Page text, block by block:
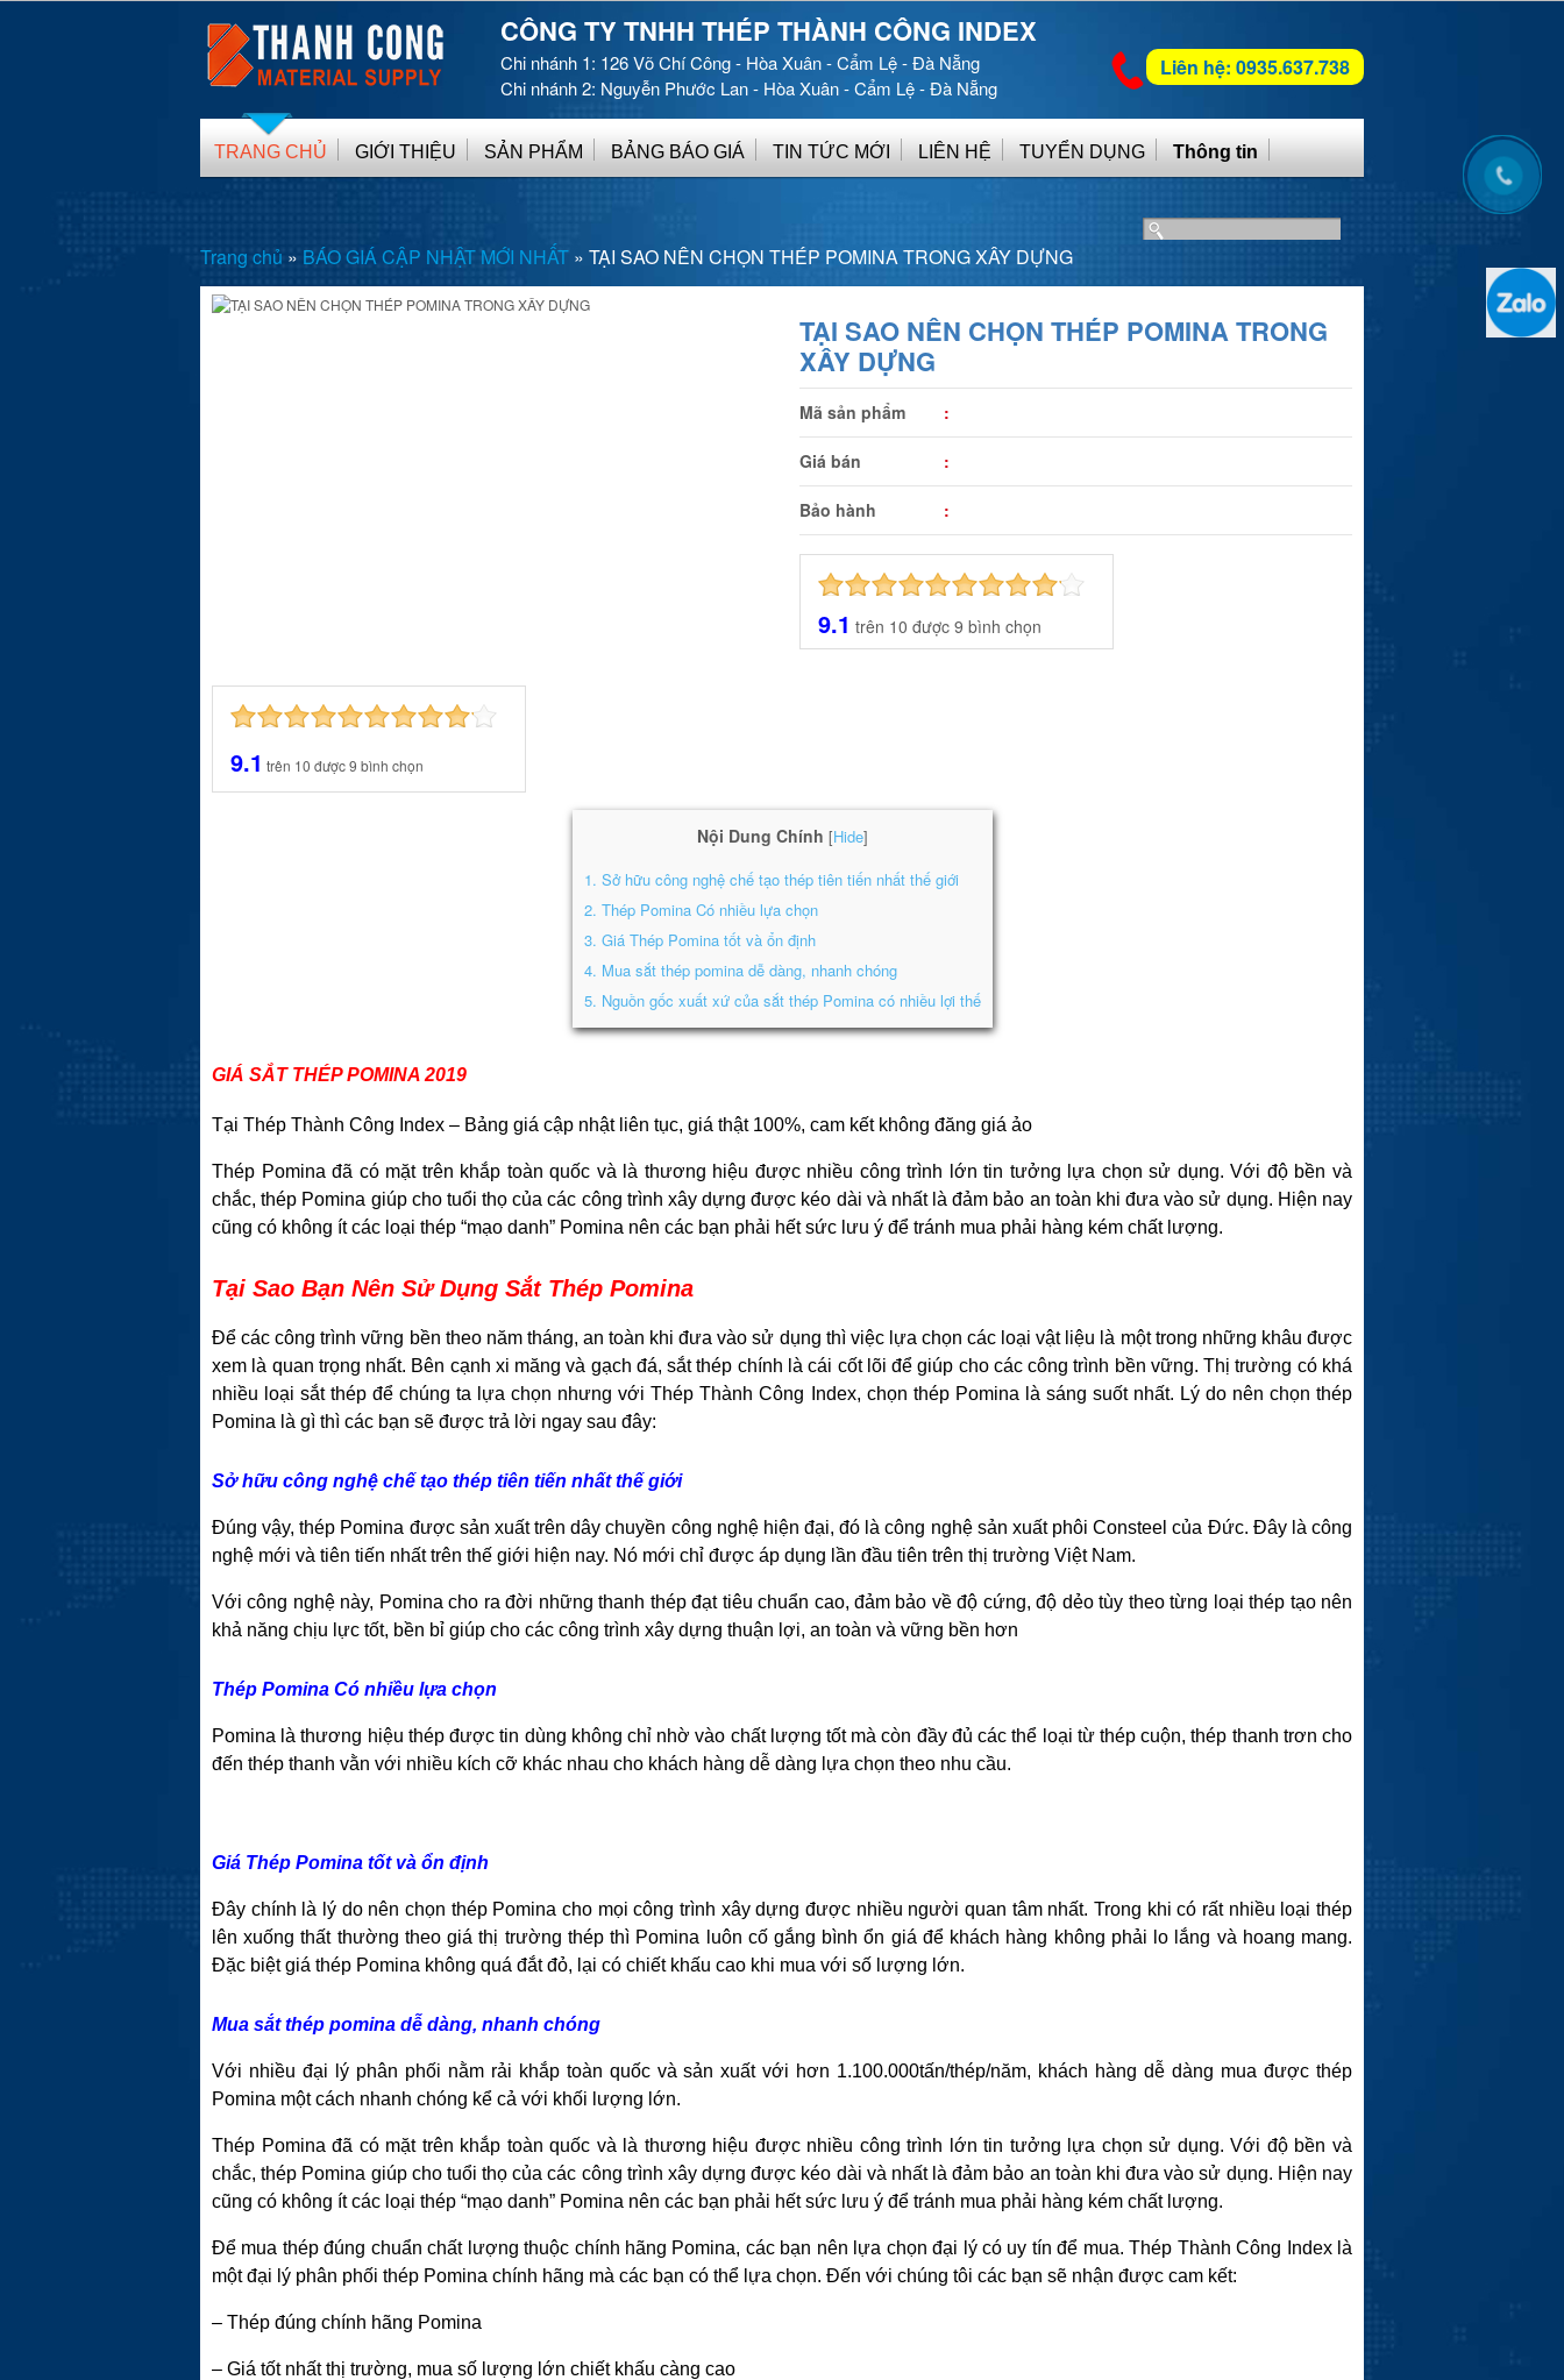
CÔNG TY TNHH THÉP THÀNH CÔNG INDEX
Chi nhánh 1: 126 Võ Chí Công - Hòa Xuân - Cẩm Lệ - Đà Nẵng
Chi nhánh 2: Nguyễn Phước Lan - Hòa Xuân - Cẩm Lệ - Đà Nẵng
Liên hệ: 0935.637.738
TRANG CHỦ GIỚI THIỆU SẢN PHẨM BẢNG BÁO GIÁ TIN TỨC MỚI LIÊN HỆ TUYỂN DỤNG Thông tin
Trang chủ » BÁO GIÁ CẬP NHẬT MỚI NHẤT » TẠI SAO NÊN CHỌN THÉP POMINA TRONG XÂY DỰNG
TẠI SAO NÊN CHỌN THÉP POMINA TRONG
XÂY DỰNG
Mã sản phẩm :
Giá bán :
Bảo hành :
9.1 trên 10 được 9 bình chọn
9.1 trên 10 được9 bình chọn
Nội Dung Chính [Hide]
1. Sở hữu công nghệ chế tạo thép tiên tiến nhất thế giới
2. Thép Pomina Có nhiều lựa chọn
3. Giá Thép Pomina tốt và ổn định
4. Mua sắt thép pomina dễ dàng, nhanh chóng
5. Nguồn gốc xuất xứ của sắt thép Pomina có nhiều lợi thế
GIÁ SẮT THÉP POMINA 2019
Tại Thép Thành Công Index – Bảng giá cập nhật liên tục, giá thật 100%, cam kết không đăng giá ảo
Thép Pomina đã có mặt trên khắp toàn quốc và là thương hiệu được nhiều công trình lớn tin tưởng lựa chọn sử dụng. Với độ bền và
chắc, thép Pomina giúp cho tuổi thọ của các công trình xây dựng được kéo dài và nhất là đảm bảo an toàn khi đưa vào sử dụng. Hiện nay
cũng có không ít các loại thép “mạo danh” Pomina nên các bạn phải hết sức lưu ý để tránh mua phải hàng kém chất lượng.
Tại Sao Bạn Nên Sử Dụng Sắt Thép Pomina
Để các công trình vững bền theo năm tháng, an toàn khi đưa vào sử dụng thì việc lựa chọn các loại vật liệu là một trong những khâu được
xem là quan trọng nhất. Bên cạnh xi măng và gạch đá, sắt thép chính là cái cốt lõi để giúp cho các công trình bền vững. Thị trường có khá
nhiều loại sắt thép để chúng ta lựa chọn nhưng với Thép Thành Công Index, chọn thép Pomina là sáng suốt nhất. Lý do nên chọn thép
Pomina là gì thì các bạn sẽ được trả lời ngay sau đây:
Sở hữu công nghệ chế tạo thép tiên tiến nhất thế giới
Đúng vậy, thép Pomina được sản xuất trên dây chuyền công nghệ hiện đại, đó là công nghệ sản xuất phôi Consteel của Đức. Đây là công
nghệ mới và tiên tiến nhất trên thế giới hiện nay. Nó mới chỉ được áp dụng lần đầu tiên trên thị trường Việt Nam.
Với công nghệ này, Pomina cho ra đời những thanh thép đạt tiêu chuẩn cao, đảm bảo về độ cứng, độ dẻo tùy theo từng loại thép tạo nên
khả năng chịu lực tốt, bền bỉ giúp cho các công trình xây dựng thuận lợi, an toàn và vững bền hơn
Thép Pomina Có nhiều lựa chọn
Pomina là thương hiệu thép được tin dùng không chỉ nhờ vào chất lượng tốt mà còn đầy đủ các thể loại từ thép cuộn, thép thanh trơn cho
đến thép thanh vằn với nhiều kích cỡ khác nhau cho khách hàng dễ dàng lựa chọn theo nhu cầu.
Giá Thép Pomina tốt và ổn định
Đây chính là lý do nên chọn thép Pomina cho mọi công trình xây dựng được nhiều người quan tâm nhất. Trong khi có rất nhiều loại thép
lên xuống thất thường theo giá thị trường thép thì Pomina luôn cố gắng bình ổn giá để khách hàng không phải lo lắng và hoang mang.
Đặc biệt giá thép Pomina không quá đắt đỏ, lại có chiết khấu cao khi mua với số lượng lớn.
Mua sắt thép pomina dễ dàng, nhanh chóng
Với nhiều đại lý phân phối nằm rải khắp toàn quốc và sản xuất với hơn 1.100.000tấn/thép/năm, khách hàng dễ dàng mua được thép
Pomina một cách nhanh chóng kể cả với khối lượng lớn.
Thép Pomina đã có mặt trên khắp toàn quốc và là thương hiệu được nhiều công trình lớn tin tưởng lựa chọn sử dụng. Với độ bền và
chắc, thép Pomina giúp cho tuổi thọ của các công trình xây dựng được kéo dài và nhất là đảm bảo an toàn khi đưa vào sử dụng. Hiện nay
cũng có không ít các loại thép “mạo danh” Pomina nên các bạn phải hết sức lưu ý để tránh mua phải hàng kém chất lượng.
Để mua thép đúng chuẩn chất lượng thuộc chính hãng Pomina, các bạn nên lựa chọn đại lý có uy tín để mua. Thép Thành Công Index là
một đại lý phân phối thép Pomina chính hãng mà các bạn có thể lựa chọn. Đến với chúng tôi các bạn sẽ nhận được cam kết:
– Thép đúng chính hãng Pomina
– Giá tốt nhất thị trường, mua số lượng lớn chiết khấu càng cao